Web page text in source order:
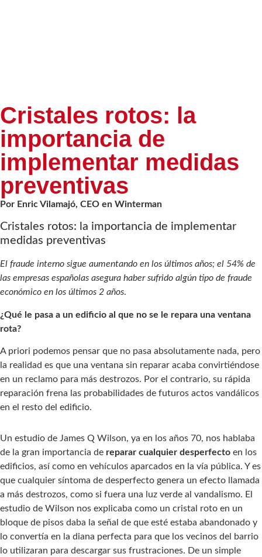
Cristales rotos: la
importancia de
implementar medidas
preventivas
Por Enric Vilamajó, CEO en Winterman
Cristales rotos: la importancia de implementar
medidas preventivas
El fraude interno sigue aumentando en los últimos años; el 54% de
las empresas españolas asegura haber sufrido algún tipo de fraude
económico en los últimos 2 años.
¿Qué le pasa a un edificio al que no se le repara una ventana
rota?
A priori podemos pensar que no pasa absolutamente nada, pero
la realidad es que una ventana sin reparar acaba convirtiéndose
en un reclamo para más destrozos. Por el contrario, su rápida
reparación frena las probabilidades de futuros actos vandálicos
en el resto del edificio.
Un estudio de James Q Wilson, ya en los años 70, nos hablaba
de la gran importancia de reparar cualquier desperfecto en los
edificios, así como en vehículos aparcados en la vía pública. Y es
que cualquier síntoma de desperfecto genera un efecto llamada
a más destrozos, como si fuera una luz verde al vandalismo. El
estudio de Wilson nos explicaba como un cristal roto en un
bloque de pisos daba la señal de que esté estaba abandonado y
lo convertía en la diana perfecta para que los vecinos del barrio
lo utilizaran para descargar sus frustraciones. De un simple